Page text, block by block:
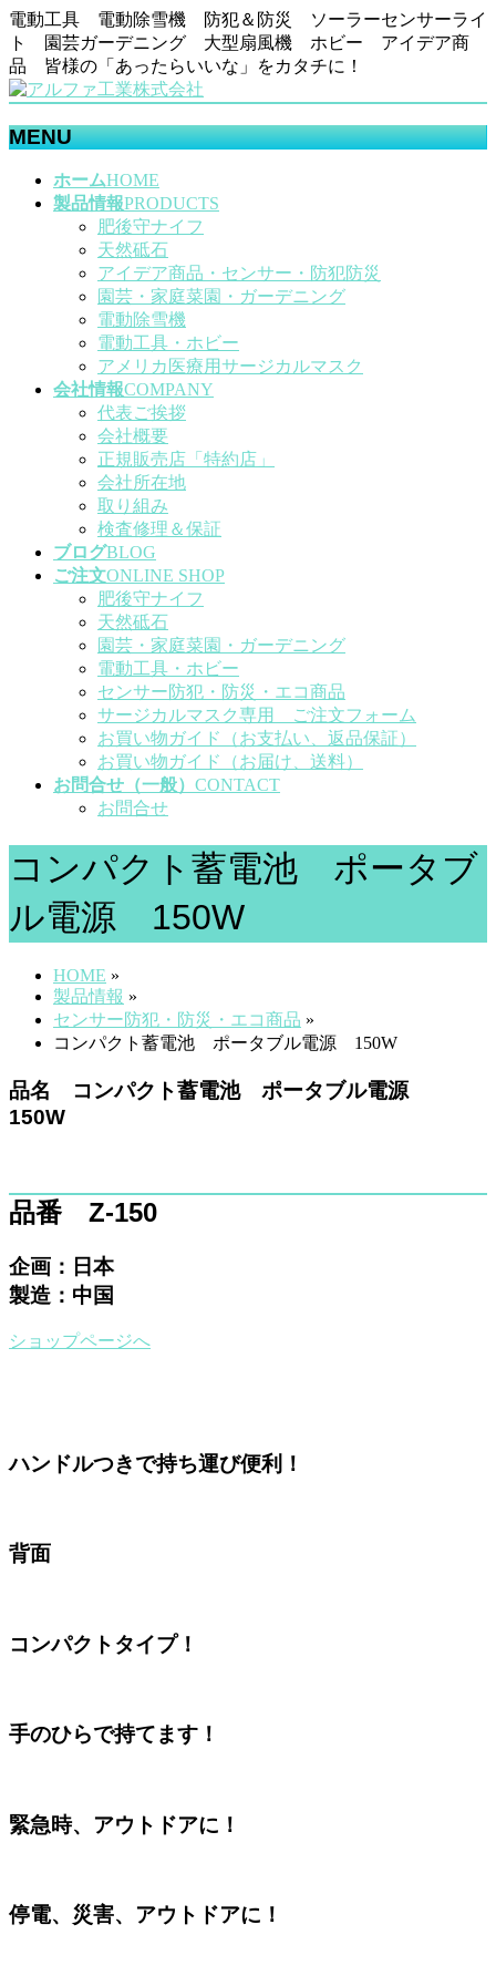
電動工具 電動除雪機 防犯＆防災 ソーラーセンサーライ
ト 園芸ガーデニング 大型扇風機 ホビー アイデア商
品 皆様の「あったらいいな」をカタチに！
MENU
ホームHOME
製品情報PRODUCTS
肥後守ナイフ
天然砥石
アイデア商品・センサー・防犯防災
園芸・家庭菜園・ガーデニング
電動除雪機
電動工具・ホビー
アメリカ医療用サージカルマスク
会社情報COMPANY
代表ご挨拶
会社概要
正規販売店「特約店」
会社所在地
取り組み
検査修理＆保証
ブログBLOG
ご注文ONLINE SHOP
肥後守ナイフ
天然砥石
園芸・家庭菜園・ガーデニング
電動工具・ホビー
センサー防犯・防災・エコ商品
サージカルマスク専用 ご注文フォーム
お買い物ガイド（お支払い、返品保証）
お買い物ガイド（お届け、送料）
お問合せ（一般） CONTACT
お問合せ
コンパクト蓄電池 ポータブ
ル電源 150W
HOME »
製品情報 »
センサー防犯・防災・エコ商品 »
コンパクト蓄電池 ポータブル電源 150W
品名 コンパクト蓄電池 ポータブル電源
150W
品番 Z-150
企画：日本
製造：中国
ショップページへ
ハンドルつきで持ち運び便利！
背面
コンパクトタイプ！
手のひらで持てます！
緊急時、アウトドアに！
停電、災害、アウトドアに！